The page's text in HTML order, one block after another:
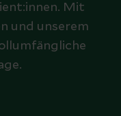
Mit
und unserem